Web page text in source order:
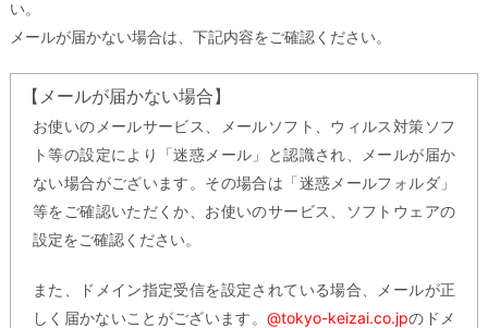
い。
メールが届かない場合は、下記内容をご確認ください。
【メールが届かない場合】
お使いのメールサービス、メールソフト、ウィルス対策ソフ
ト等の設定により「迷惑メール」と認識され、メールが届か
ない場合がございます。その場合は「迷惑メールフォルダ」
等をご確認いただくか、お使いのサービス、ソフトウェアの
設定をご確認ください。
また、ドメイン指定受信を設定されている場合、メールが正
しく届かないことがございます。@tokyo-keizai.co.jpのドメ